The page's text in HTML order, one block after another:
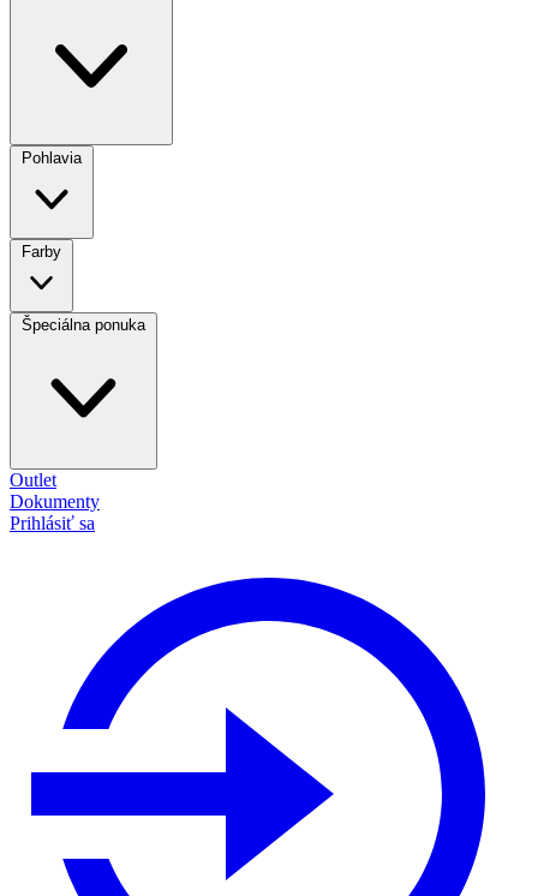
Pohlavia
Farby
Špeciálna ponuka
Outlet
Dokumenty
Prihlásiť sa